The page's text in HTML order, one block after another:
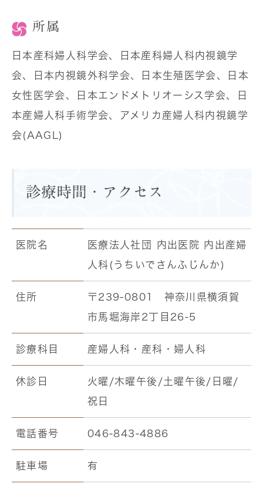
所属
日本産科婦人科学会、日本産科婦人科内視鏡学
会、日本内視鏡外科学会、日本生殖医学会、日本
女性医学会、日本エンドメトリオーシス学会、日
本産婦人科手術学会、アメリカ産婦人科内視鏡学
会(AAGL)
診療時間・アクセス
医院名
医療法人社団 内出医院 内出産婦
人科(うちいでさんふじんか)
住所
〒239-0801 神奈川県横須賀
市馬堀海岸2丁目26-5
診療科目 産婦人科・産科・婦人科
休診日
火曜/木曜午後/土曜午後/日曜/
祝日
電話番号 046-843-4886
駐車場 有